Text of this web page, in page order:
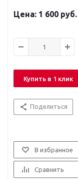
1 600 руб.
Купить в 1 клик
Поделиться
В избранное
Сравнить